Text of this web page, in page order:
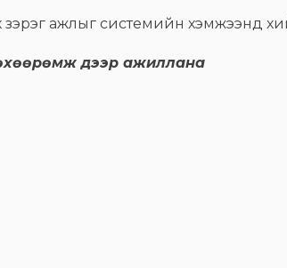
зэрэг ажлыг системийн хэмжээнд
дээр ажиллана